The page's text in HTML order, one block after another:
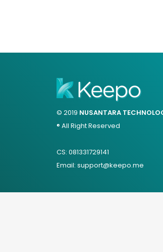
© 2019 NUSANTARA
® All Right Reserved
CS: 081331729141
Email: support@keepo.me